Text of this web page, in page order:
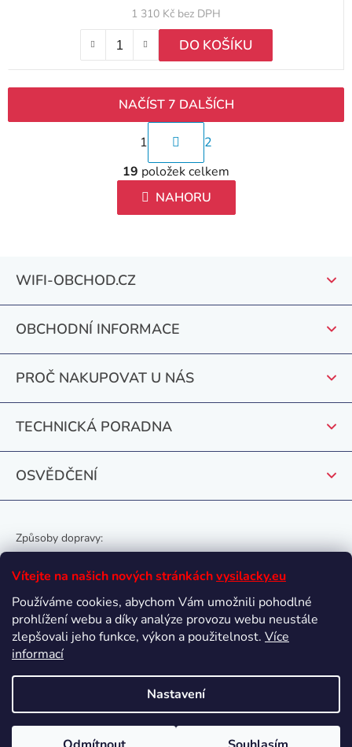
Vítejte na našich nových stránkáchvysilacky.eu
Používáme cookies, abychom Vám umožnili pohodlné
prohlížení webu a díky analýze provozu webu neustále
zlepšovali jeho funkce, výkon a použitelnost. Více
informací
Nastavení
1 310 Kč bez DPH
DO KOŠÍKU
O
v
l
á
p
r
v
k
y
v
u
NAČÍST 7 DALŠÍCH
S
t
r
á
n
n
í
1
2
19 položek celkem
NAHORU
WIFI-OBCHOD.CZ
OBCHODNÍ INFORMACE
PROČ NAKUPOVAT U NÁS
TECHNICKÁ PORADNA
OSVĚDČENÍ
Způsoby dopravy:
Oblíbené způsoby platby:
Vytvořil Shoptet